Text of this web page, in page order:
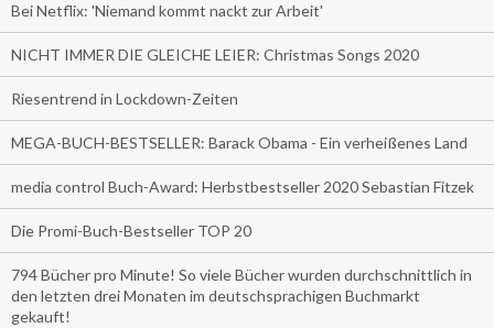
Bei Netflix: 'Niemand kommt nackt zur Arbeit'
NICHT IMMER DIE GLEICHE LEIER: Christmas Songs 2020
Riesentrend in Lockdown-Zeiten
MEGA-BUCH-BESTSELLER: Barack Obama - Ein verheißenes Land
media control Buch-Award: Herbstbestseller 2020 Sebastian Fitzek
Die Promi-Buch-Bestseller TOP 20
794 Bücher pro Minute! So viele Bücher wurden durchschnittlich in
den letzten drei Monaten im deutschsprachigen Buchmarkt
gekauft!